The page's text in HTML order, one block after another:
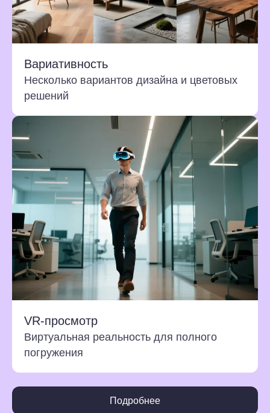
Подробнее
Вариативность
Несколько вариантов дизайна и цветовых
решений
VR-просмотр
Виртуальная реальность для полного
погружения